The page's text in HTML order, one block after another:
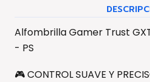
Alfombrilla Gamer Trust
- PS
🎮 CONTROL SUAVE Y